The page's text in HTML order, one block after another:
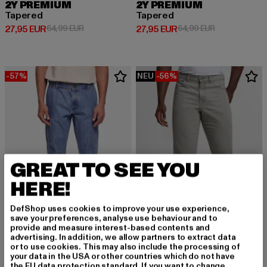
2Y PREMIUM
Tapered
27,95 EUR
Derzeitiger Preis: 27,95 EUR
64,99 EURAktionspreis: 64,99 EUR
2Y PREMIUM
Tapered
27,95 EUR
Derzeitiger Preis: 27,95 EUR
64,99 EURAktionspreis:
-57%
URBAN CLASSICS
Straight Leg Cargo
NEU -56%
URBAN CLASSICS
GREAT TO SEE YOU
HERE!
DefShop uses cookies to improve your use experience,
save your preferences, analyse use behaviour and to
provide and measure interest-based contents and
advertising. In addition, we allow partners to extract data
or to use cookies. This may also include the processing of
your data in the USA or other countries which do not have